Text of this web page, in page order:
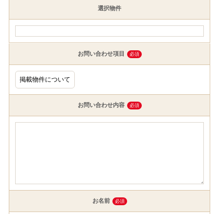
選択物件
お問い合わせ項目 必須
お問い合わせ内容 必須
お名前 必須